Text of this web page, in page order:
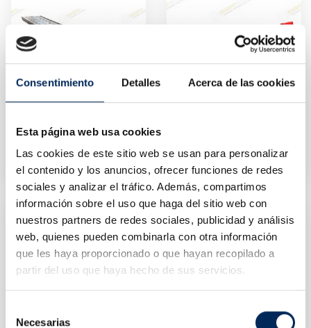
Consentimiento Detalles Acerca de las cookies
Esta página web usa cookies
Las cookies de este sitio web se usan para personalizar
el contenido y los anuncios, ofrecer funciones de redes
sociales y analizar el tráfico. Además, compartimos
información sobre el uso que haga del sitio web con
nuestros partners de redes sociales, publicidad y análisis
web, quienes pueden combinarla con otra información
que les haya proporcionado o que hayan recopilado a
partir del uso que haya hecho de sus servicios.
Necesarias
Rampe De Chargement Véhicule ATV
10/TRT7502
82,62 €Prix
10/TRD2003
49,37 €Prix